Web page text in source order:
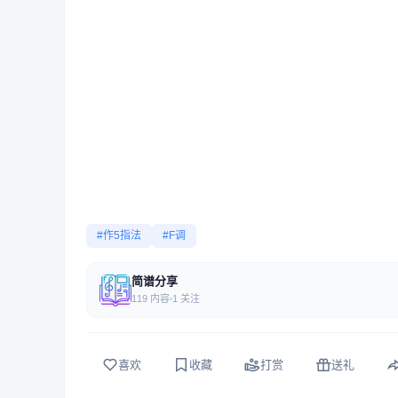
#作5指法 #F调
简谱分享
119 内容 1 关注
喜欢 收藏 打赏 送礼